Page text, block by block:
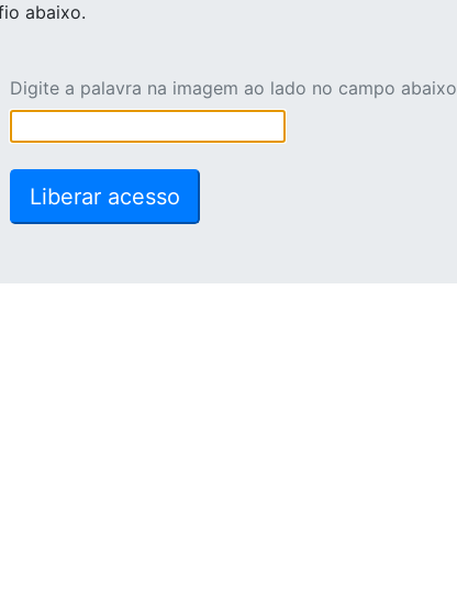
abaixo.
Digite a palavra na imagem ao lado no campo abaixo